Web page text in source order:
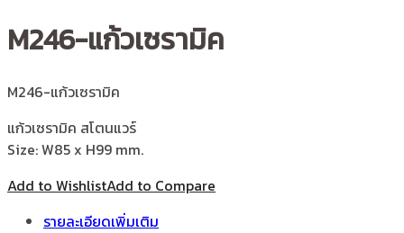
M246-แก้วเซรามิค
M246-แก้วเซรามิค
แก้วเซรามิค สโตนแวร์
Size: W85 x H99 mm.
Add to WishlistAdd to Compare
รายละเอียดเพิ่มเติม